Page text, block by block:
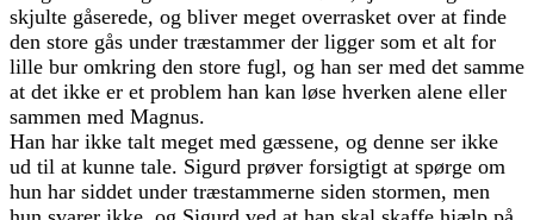
skjulte gåserede, og bliver meget overrasket over at finde
den store gås under træstammer der ligger som et alt for
lille bur omkring den store fugl, og han ser med det samme
at det ikke er et problem han kan løse hverken alene eller
sammen med Magnus.
Han har ikke talt meget med gæssene, og denne ser ikke
ud til at kunne tale. Sigurd prøver forsigtigt at spørge om
hun har siddet under træstammerne siden stormen, men